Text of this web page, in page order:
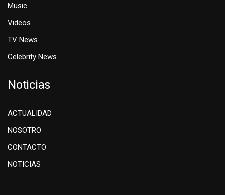
Music
Videos
TV News
Celebrity News
Noticias
ACTUALIDAD
NOSOTRO
CONTACTO
NOTICIAS